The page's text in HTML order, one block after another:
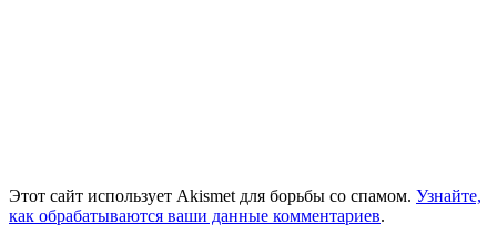
Этот сайт использует Akismet для борьбы со спамом. Узнайте,
как обрабатываются ваши данные комментариев.